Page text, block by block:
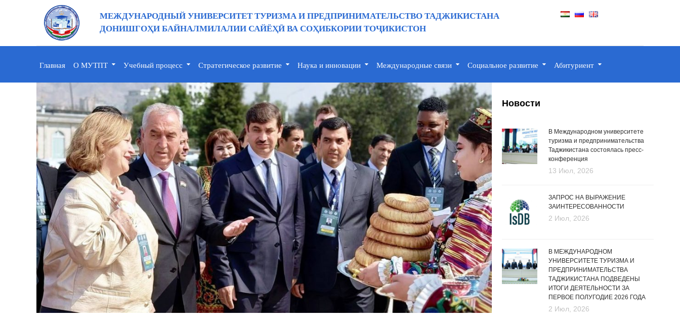
МЕЖДУНАРОДНЫЙ УНИВЕРСИТЕТ ТУРИЗМА И ПРЕДПРИНИМАТЕЛЬСТВО ТАДЖИКИСТАНА
ДОНИШГОҲИ БАЙНАЛМИЛАЛИИ САЙЁҲӢ ВА СОҲИБКОРИИ ТОҶИКИСТОН
Главная О МУТПТ Учебный процесс Стратегическое развитие Наука и инновации Международные связи Социальное развитие Абитуриент
Новости
В Международном университете
туризма и предпринимательства
Таджикистана состоялась пресс-
конференция
13 Июл, 2026
ЗАПРОС НА ВЫРАЖЕНИЕ
ЗАИНТЕРЕСОВАННОСТИ
2 Июл, 2026
В МЕЖДУНАРОДНОМ
УНИВЕРСИТЕТЕ ТУРИЗМА И
ПРЕДПРИНИМАТЕЛЬСТВА
ТАДЖИКИСТАНА ПОДВЕДЕНЫ
ИТОГИ ДЕЯТЕЛЬНОСТИ ЗА
ПЕРВОЕ ПОЛУГОДИЕ 2026 ГОДА
2 Июл, 2026